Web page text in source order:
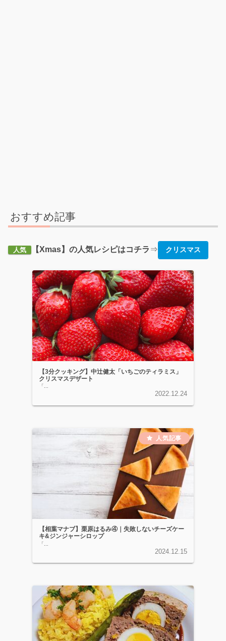
おすすめ記事
人気 【Xmas】の人気レシピはコチラ ⇒ クリスマス
【3分クッキング】中辻健太「いちごのティラミス」
クリスマスデザート
「...
2022.12.24
【相葉マナブ】栗原はるみ④｜失敗しないチーズケー
キ&ジンジャーシロップ
「...
2024.12.15